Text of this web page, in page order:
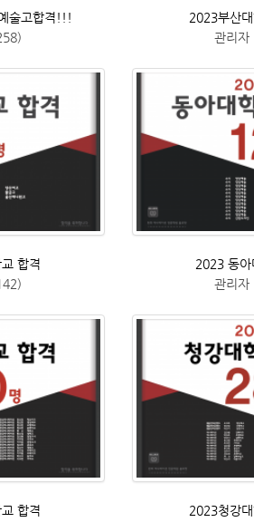
술고합격!!!
2023부산
관리자
합격
2023 동아
관리자
합격
2023청강